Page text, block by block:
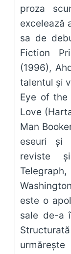
proza
excelează
sa de
Fiction
(1996),
talentul şi
Eye of the
Love
Man
eseuri şi
reviste
este o
sale de-a